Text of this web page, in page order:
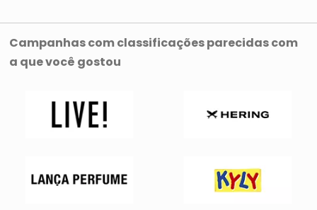
Campanhas com classificações parecidas com
a que você gostou